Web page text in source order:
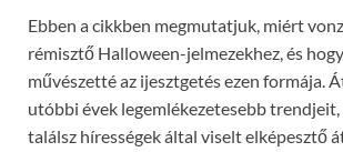
Ebben a cikkben megmutatjuk, miért
rémisztő Halloween-jelmezekhez, és
művészetté az ijesztgetés ezen formája.
utóbbi évek legemlékezetesebb
találsz hírességek által viselt elképesztő